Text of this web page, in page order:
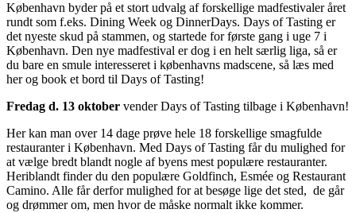
København byder på et stort udvalg af forskellige madfestivaler året
rundt som f.eks. Dining Week og DinnerDays. Days of Tasting er
det nyeste skud på stammen, og startede for første gang i uge 7 i
København. Den nye madfestival er dog i en helt særlig liga, så er
du bare en smule interesseret i københavns madscene, så læs med
her og book et bord til Days of Tasting!
Fredag d. 13 oktober vender Days of Tasting tilbage i København!
Her kan man over 14 dage prøve hele 18 forskellige smagfulde
restauranter i København. Med Days of Tasting får du mulighed for
at vælge bredt blandt nogle af byens mest populære restauranter.
Heriblandt finder du den populære Goldfinch, Esmée og Restaurant
Camino. Alle får derfor mulighed for at besøge lige det sted, de går
og drømmer om, men hvor de måske normalt ikke kommer.